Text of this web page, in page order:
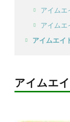
アイムエ
アイムエ
アイムエ
アイムエ